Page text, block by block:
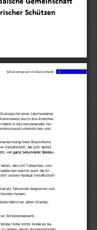
Schützen
1
Schützenwesen in Deutschland
mit einer Jahrhunderte
Kommission durch ihre Entschei-
in das bundesweite Ver-
unterstrichen und
ihres Brauchtums
Gesellschaft, die sich selbst
von ganz besonderer Bedeu-
also mit Tatsachen, son-
wächst auch die Er-
unsere heutige Gesellschaft
als Tatsachen begonnen und
haben.
vor allem Glaube,
Schützenwesens.
Sitte nichts Anderes be-
geben, deren Ausgangspunkt